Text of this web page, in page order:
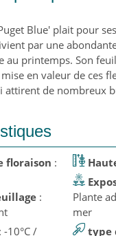
Blue' plait pour
par une
au printemps. Son
en valeur de ces
attirent de nombreux
floraison :
:
: -10°C /
Plante
mer
type